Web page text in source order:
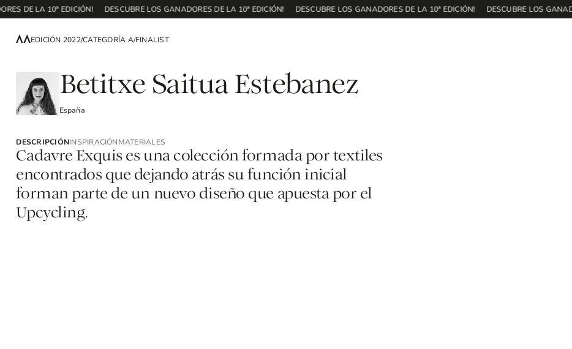
DE LA 10ª EDICIÓN! DESCUBRE LOS GANADORES DE LA 10ª EDICIÓN! DESCUBRE LOS GANADORES DE LA 10ª EDICIÓN! DESCUBRE LOS
EDICIÓN 2022/CATEGORÍA A/FINALIST
Betitxe Saitua Estebanez
España
DESCRIPCIÓNINSPIRACIÓNMATERIALES
Cadavre Exquis es una colección formada por textiles
encontrados que dejando atrás su función inicial
forman parte de un nuevo diseño que apuesta por el
Upcycling.